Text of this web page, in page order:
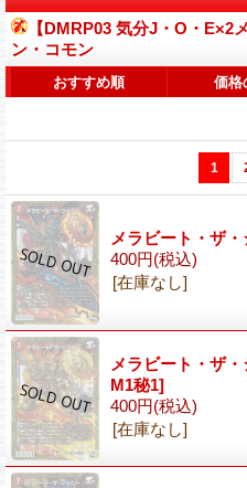
【DMRP03 気分J・O・E×2
ン・コモン
おすすめ順 価格
1
メラビート・ザ
400円(税込)
[在庫なし]
メラビート・ザ
M1秘1]
400円(税込)
[在庫なし]